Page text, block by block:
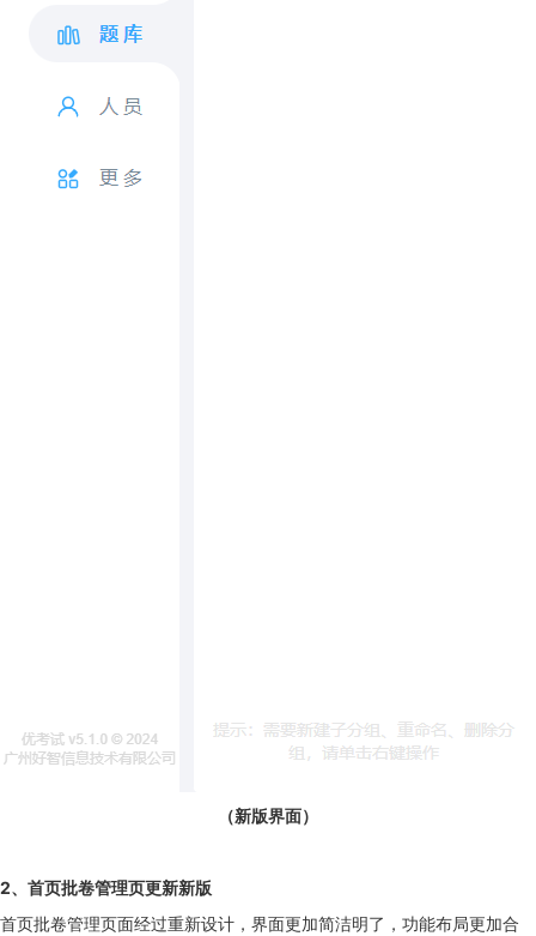
（新版界面）
2、首页批卷管理页更新新版
首页批卷管理页面经过重新设计，界面更加简洁明了，功能布局更加合